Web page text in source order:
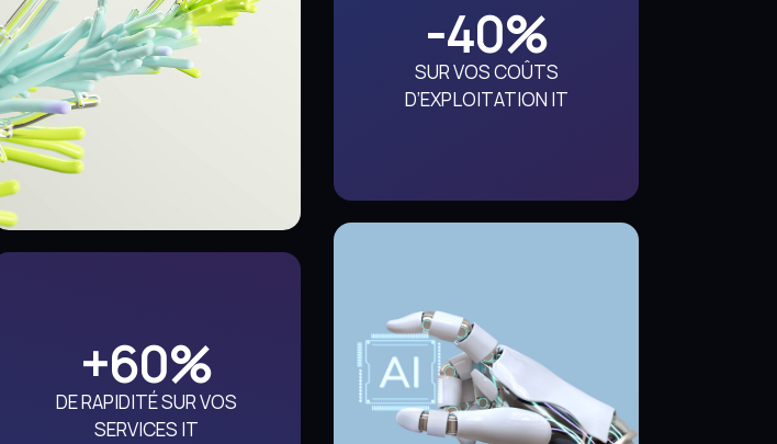
DE RAPIDITÉ SUR VOS
SERVICES IT
+60%
SUR VOS COÛTS
D’EXPLOITATION IT
-40%